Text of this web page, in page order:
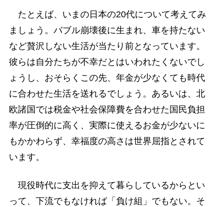
たとえば、いまの日本の20代について考えてみ
ましょう。バブル崩壊後に生まれ、車を持たない
など贅沢しない生活が当たり前となっています。
彼らは自分たちが不幸だとはいわれたくないでし
ょうし、おそらくこの先、年金が少なくても時代
に合わせた生活を送れるでしょう。あるいは、北
欧諸国では税金や社会保障費を合わせた国民負担
率が圧倒的に高く、実際に使えるお金が少ないに
もかかわらず、幸福度の高さは世界屈指とされて
います。
現役時代に支出を抑えて暮らしているからとい
って、下流でもなければ「負け組」でもない。そ